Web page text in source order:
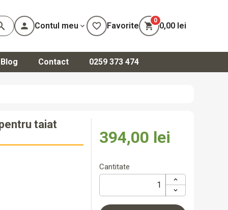
person Contul meu expand_more favorite_border Favorite shopping_cart
0
0,00 lei
Blog Contact 0259 373 474
taiat
394,00 lei
Cantitate